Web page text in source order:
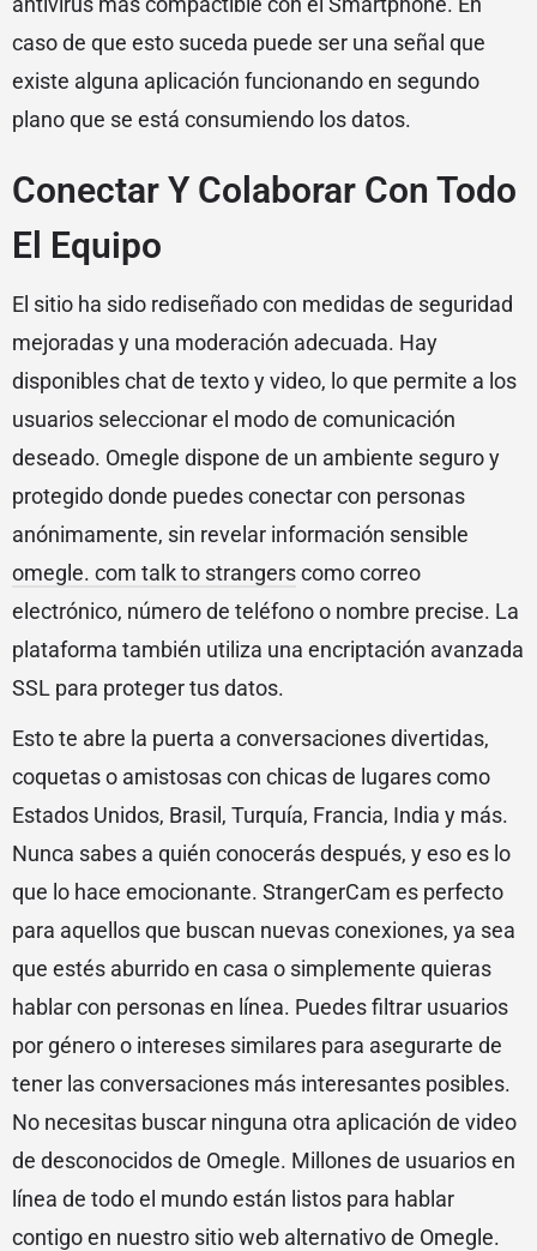
caso de que esto suceda puede ser una señal que
existe alguna aplicación funcionando en segundo
plano que se está consumiendo los datos.
Conectar Y Colaborar Con Todo
El Equipo
El sitio ha sido rediseñado con medidas de seguridad
mejoradas y una moderación adecuada. Hay
disponibles chat de texto y video, lo que permite a los
usuarios seleccionar el modo de comunicación
deseado. Omegle dispone de un ambiente seguro y
protegido donde puedes conectar con personas
anónimamente, sin revelar información sensible
omegle. com talk to strangerscomo correo
electrónico, número de teléfono o nombre precise. La
plataforma también utiliza una encriptación avanzada
SSL para proteger tus datos.
Esto te abre la puerta a conversaciones divertidas,
coquetas o amistosas con chicas de lugares como
Estados Unidos, Brasil, Turquía, Francia, India y más.
Nunca sabes a quién conocerás después, y eso es lo
que lo hace emocionante. StrangerCam es perfecto
para aquellos que buscan nuevas conexiones, ya sea
que estés aburrido en casa o simplemente quieras
hablar con personas en línea. Puedes filtrar usuarios
por género o intereses similares para asegurarte de
tener las conversaciones más interesantes posibles.
No necesitas buscar ninguna otra aplicación de video
de desconocidos de Omegle. Millones de usuarios en
línea de todo el mundo están listos para hablar
contigo en nuestro sitio web alternativo de Omegle.